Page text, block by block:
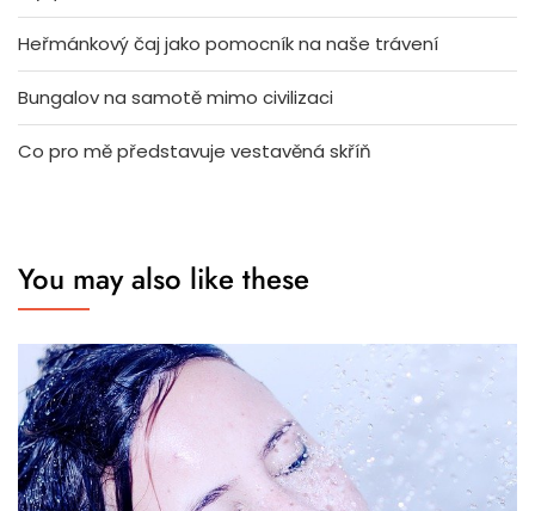
Heřmánkový čaj jako pomocník na naše trávení
Bungalov na samotě mimo civilizaci
Co pro mě představuje vestavěná skříň
You may also like these